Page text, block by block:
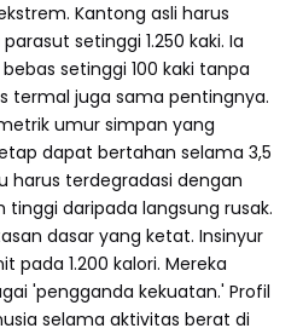
Kantong asli harus
setinggi 1.250 kaki. Ia
setinggi 100 kaki tanpa
termal juga sama pentingnya.
umur simpan yang
dapat bertahan selama 3,5
harus terdegradasi dengan
tinggi daripada langsung rusak.
dasar yang ketat. Insinyur
pada 1.200 kalori. Mereka
'pengganda kekuatan.' Profil
selama aktivitas berat di